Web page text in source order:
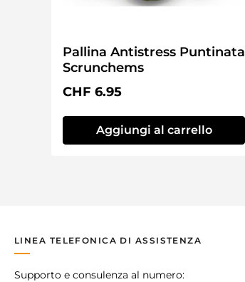
Pallina Antistress Puntinata
Scrunchems
Prezzo normale:
CHF 6.95
Aggiungi al carrello
LINEA TELEFONICA DI ASSISTENZA
Supporto e consulenza al numero: